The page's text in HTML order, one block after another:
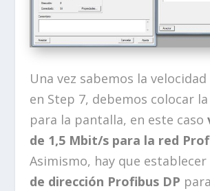
Una vez sabemos la
en Step 7, debemos colocar
para la pantalla, en este caso
de 1,5 Mbit/s para la red
Asimismo, hay que establecer
de dirección Profibus DP